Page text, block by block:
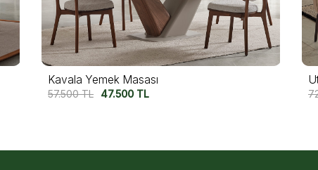
Kavala Yemek Masası
57.500TL 47.500 TL